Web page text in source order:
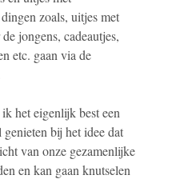
zoals, uitjes met
jongens, cadeautjes,
etc. gaan via de
het eigenlijk best een
bij het idee dat
van onze gezamenlijke
en kan gaan knutselen